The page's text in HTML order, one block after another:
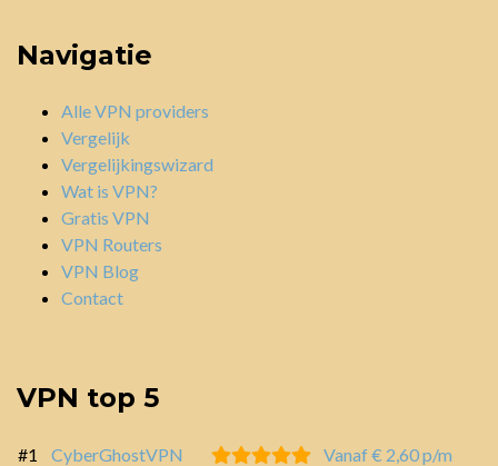
Navigatie
Alle VPN providers
Vergelijk
Vergelijkingswizard
Wat is VPN?
Gratis VPN
VPN Routers
VPN Blog
Contact
VPN top 5
#1 CyberGhostVPN
Vanaf € 2,60 p/m